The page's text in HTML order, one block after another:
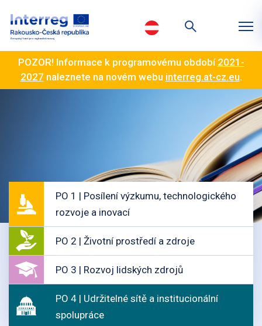
POZOR! Informace k programovému období 2021-
2027 naleznete na novém webu interreg.at-cz.eu.
PO 1 | Posílení výzkumu, technologického
rozvoje a inovací
PO 2 | Životní prostředí a zdroje
PO 3 | Rozvoj lidských zdrojů
PO 4 | Udržitelné sítě a institucionální
spolupráce